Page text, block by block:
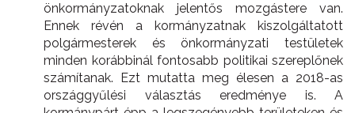
önkormányzatoknak jelentős mozgástere van.
Ennek révén a kormányzatnak kiszolgáltatott
polgármesterek és önkormányzati testületek
minden korábbinál fontosabb politikai szereplőnek
számítanak. Ezt mutatta meg élesen a 2018-as
országgyűlési választás eredménye is. A